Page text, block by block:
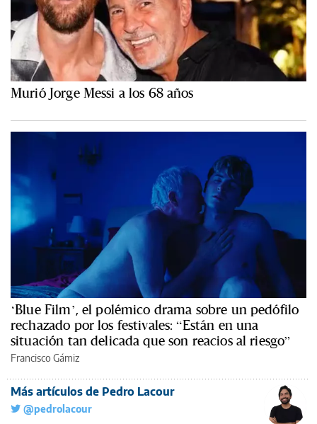
Murió Jorge Messi a los 68 años
‘Blue Film’, el polémico drama sobre un pedófilo
rechazado por los festivales: “Están en una
situación tan delicada que son reacios al riesgo”
Francisco Gámiz
Más artículos de Pedro Lacour
@pedrolacour